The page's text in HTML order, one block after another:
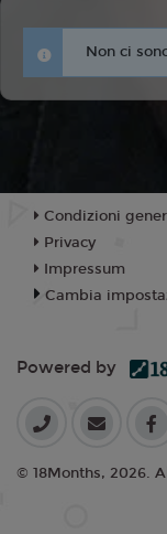
Non ci
Condizioni
Privacy
Impressum
Cambia
Powered by
© 18Months, 2026.